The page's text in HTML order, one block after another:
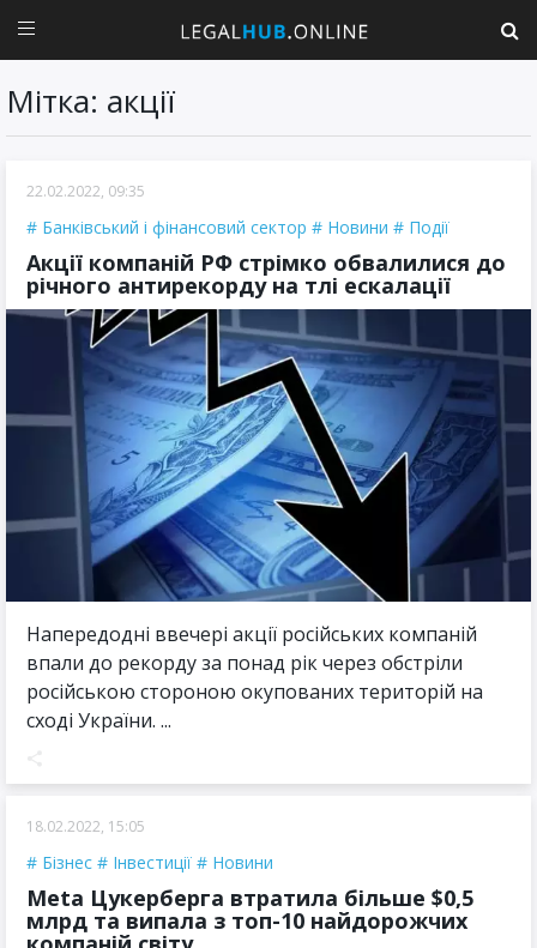
Мітка: акції
22.02.2022, 09:35
Банківський і фінансовий сектор Новини Події
Акції компаній РФ стрімко обвалилися до
річного антирекорду на тлі ескалації
Напередодні ввечері акції російських компаній
впали до рекорду за понад рік через обстріли
російською стороною окупованих територій на
сході України. ...
18.02.2022, 15:05
Бізнес Інвестиції Новини
Meta Цукерберга втратила більше $0,5
млрд та випала з топ-10 найдорожчих